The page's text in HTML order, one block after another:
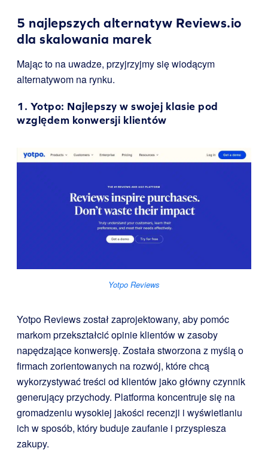
5 najlepszych alternatyw Reviews.io
dla skalowania marek
Mając to na uwadze, przyjrzyjmy się wiodącym
alternatywom na rynku.
1. Yotpo: Najlepszy w swojej klasie pod
względem konwersji klientów
Yotpo Reviews
Yotpo Reviews został zaprojektowany, aby pomóc
markom przekształcić opinie klientów w zasoby
napędzające konwersję. Została stworzona z myślą o
firmach zorientowanych na rozwój, które chcą
wykorzystywać treści od klientów jako główny czynnik
generujący przychody. Platforma koncentruje się na
gromadzeniu wysokiej jakości recenzji i wyświetlaniu
ich w sposób, który buduje zaufanie i przyspiesza
zakupy.